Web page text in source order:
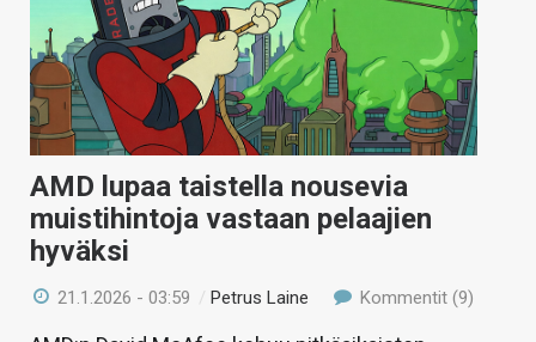
AMD lupaa taistella nousevia
muistihintoja vastaan pelaajien
hyväksi
21.1.2026 - 03:59 /Petrus Laine Kommentit (9)